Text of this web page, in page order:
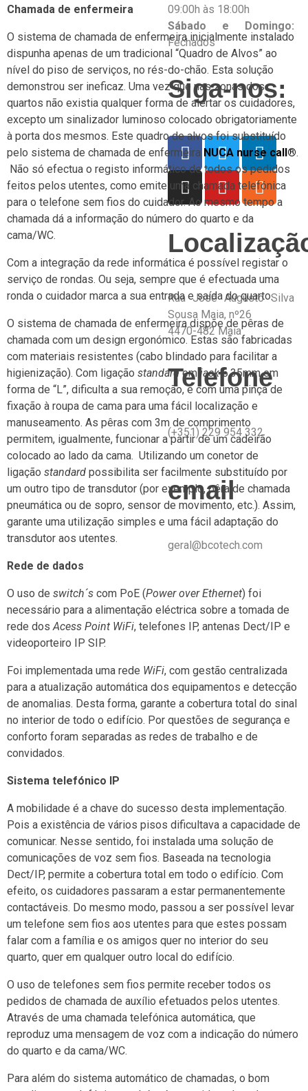
09:00h às 18:00h
Sábado e Domingo:
Fechados
Siga-nos:
Rua José Augusto Silva
Sousa Maia, nº26
4470-482 Maia
Telefone
(+351) 229 954 332
email
geral@bcotech.com
Chamada de enfermeira
O sistema de chamada de enfermeira inicialmente instalado
dispunha apenas de um tradicional “Quadro de Alvos” ao
nível do piso de serviços, no rés-do-chão. Esta solução
demonstrou ser ineficaz. Uma vez que nas zonas dos
quartos não existia qualquer forma de alertar os cuidadores,
excepto um sinalizador luminoso colocado obrigatoriamente
à porta dos mesmos. Este quadro de alvos foi substituído
pelo sistema de chamada de enfermeira NUCA nurse call®.
Não só efectua o registo informático de todos os pedidos
feitos pelos utentes, como emite uma chamada telefónica
para o telefone sem fios do cuidador. Ao mesmo tempo a
chamada dá a informação do número do quarto e da
cama/WC.
Com a integração da rede informática é possível registar o
serviço de rondas. Ou seja, sempre que é efectuada uma
ronda o cuidador marca a sua entrada e saída do quarto.
O sistema de chamada de enfermeira dispõe de pêras de
chamada com um design ergonómico. Estas são fabricadas
com materiais resistentes (cabo blindado para facilitar a
higienização). Com ligação standardem jack6,35mm em
forma de “L”, dificulta a sua remoção, e com uma pinça de
fixação à roupa de cama para uma fácil localização e
manuseamento. As pêras com 3m de comprimento
permitem, igualmente, funcionar a partir de um cadeirão
colocado ao lado da cama. Utilizando um conetor de
ligação standard possibilita ser facilmente substituído por
um outro tipo de transdutor (por exemplo, pêra de chamada
pneumática ou de sopro, sensor de movimento, etc.). Assim,
garante uma utilização simples e uma fácil adaptação do
transdutor aos utentes.
Rede de dados
O uso de switch´s com PoE (Power over Ethernet) foi
necessário para a alimentação eléctrica sobre a tomada de
rede dosAcess Point WiFi, telefones IP, antenas Dect/IP e
videoporteiro IP SIP.
Foi implementada uma rede WiFi, com gestão centralizada
para a atualização automática dos equipamentos e detecção
de anomalias. Desta forma, garante a cobertura total do sinal
no interior de todo o edifício. Por questões de segurança e
conforto foram separadas as redes de trabalho e de
convidados.
Sistema telefónico IP
A mobilidade é a chave do sucesso desta implementação.
Pois a existência de vários pisos dificultava a capacidade de
comunicar. Nesse sentido, foi instalada uma solução de
comunicações de voz sem fios. Baseada na tecnologia
Dect/IP, permite a cobertura total em todo o edifício. Com
efeito, os cuidadores passaram a estar permanentemente
contactáveis. Do mesmo modo, passou a ser possível levar
um telefone sem fios aos utentes para que estes possam
falar com a família e os amigos quer no interior do seu
quarto, quer em qualquer outro local do edifício.
O uso de telefones sem fios permite receber todos os
pedidos de chamada de auxílio efetuados pelos utentes.
Através de uma chamada telefónica automática, que
reproduz uma mensagem de voz com a indicação do número
do quarto e da cama/WC.
Para além do sistema automático de chamadas, o bom